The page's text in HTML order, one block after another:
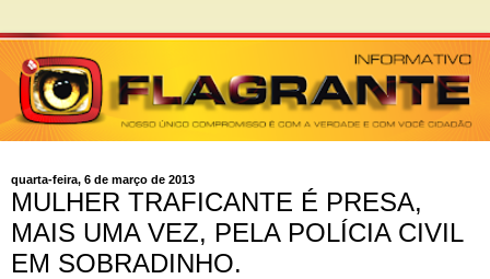
quarta-feira, 6 de março de 2013
MULHER TRAFICANTE É PRESA,
MAIS UMA VEZ, PELA POLÍCIA CIVIL
EM SOBRADINHO.